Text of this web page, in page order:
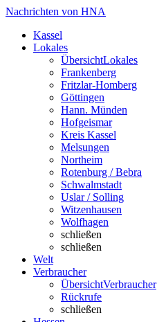
Nachrichten von HNA
Kassel
Lokales
ÜbersichtLokales
Frankenberg
Fritzlar-Homberg
Göttingen
Hann. Münden
Hofgeismar
Kreis Kassel
Melsungen
Northeim
Rotenburg / Bebra
Schwalmstadt
Uslar / Solling
Witzenhausen
Wolfhagen
schließen
schließen
Welt
Verbraucher
ÜbersichtVerbraucher
Rückrufe
schließen